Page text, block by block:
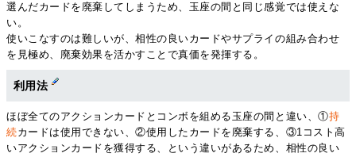
選んだカードを廃棄してしまうため、玉座の間と同じ感覚では使えな
い。
使いこなすのは難しいが、相性の良いカードやサプライの組み合わせ
を見極め、廃棄効果を活かすことで真価を発揮する。
利用法
ほぼ全てのアクションカードとコンボを組める玉座の間と違い、①持
続カードは使用できない、②使用したカードを廃棄する、③1コスト高
いアクションカードを獲得する、という違いがあるため、相性の良い